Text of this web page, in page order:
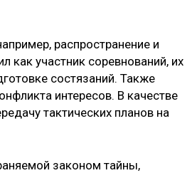
распространение и
как участник соревнований, их
состязаний. Также
интересов. В качестве
тактических планов на
законом тайны,